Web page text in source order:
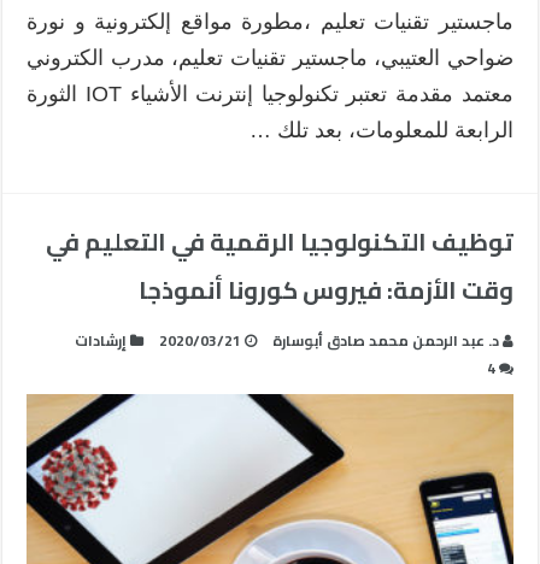
ماجستير تقنيات تعليم ،مطورة مواقع إلكترونية و نورة
ضواحي العتيبي، ماجستير تقنيات تعليم، مدرب الكتروني
معتمد مقدمة تعتبر تكنولوجيا إنترنت الأشياء IOT الثورة
الرابعة للمعلومات، بعد تلك …
توظيف التكنولوجيا الرقمية في التعليم في
وقت الأزمة: فيروس كورونا أنموذجا
د. عبد الرحمن محمد صادق أبوسارة 2020/03/21
إرشادات
4